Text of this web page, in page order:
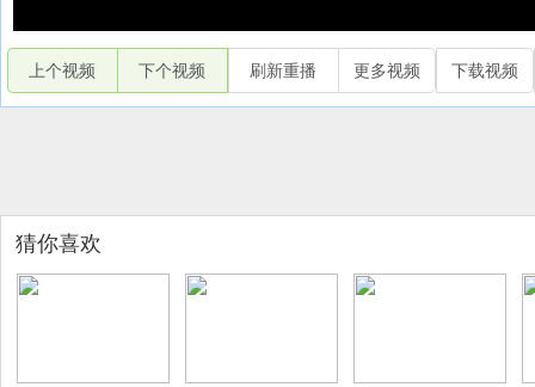
上个视频 下个视频 刷新重播 更多视频 下载视频
猜你喜欢